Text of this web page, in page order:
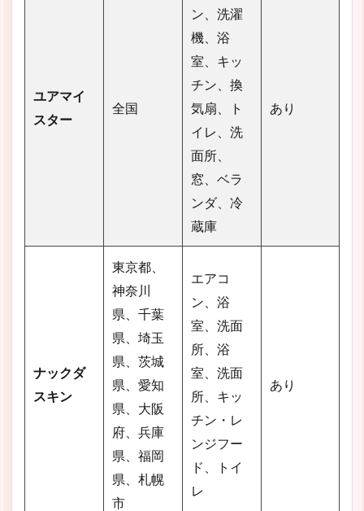
ユアマイ
スター
全国
ン、洗濯
機、浴
室、キッ
チン、換
気扇、ト
イレ、洗
面所、
窓、ベラ
ンダ、冷
蔵庫
あり
ナックダ
スキン
東京都、
神奈川
県、千葉
県、埼玉
県、茨城
県、愛知
県、大阪
府、兵庫
県、福岡
県、札幌
市
エアコ
ン、浴
室、洗面
所、浴
室、洗面
所、キッ
チン・レ
ンジフー
ド、トイ
レ
あり